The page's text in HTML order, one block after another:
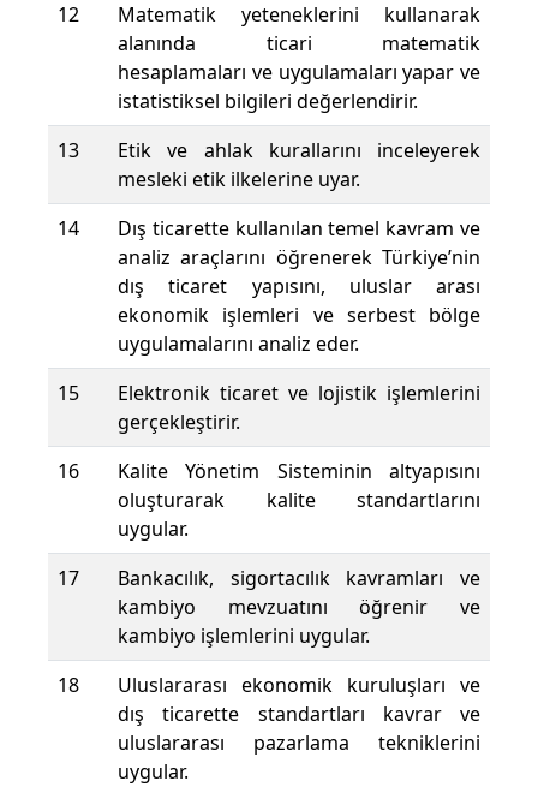
12
Matematik yeteneklerini kullanarak
alanında ticari matematik
hesaplamaları ve uygulamaları yapar ve
istatistiksel bilgileri değerlendirir.
13
Etik ve ahlak kurallarını inceleyerek
mesleki etik ilkelerine uyar.
14
Dış ticarette kullanılan temel kavram ve
analiz araçlarını öğrenerek Türkiye’nin
dış ticaret yapısını, uluslar arası
ekonomik işlemleri ve serbest bölge
uygulamalarını analiz eder.
15
Elektronik ticaret ve lojistik işlemlerini
gerçekleştirir.
16
Kalite Yönetim Sisteminin altyapısını
oluşturarak kalite standartlarını
uygular.
17
Bankacılık, sigortacılık kavramları ve
kambiyo mevzuatını öğrenir ve
kambiyo işlemlerini uygular.
18
Uluslararası ekonomik kuruluşları ve
dış ticarette standartları kavrar ve
uluslararası pazarlama tekniklerini
uygular.